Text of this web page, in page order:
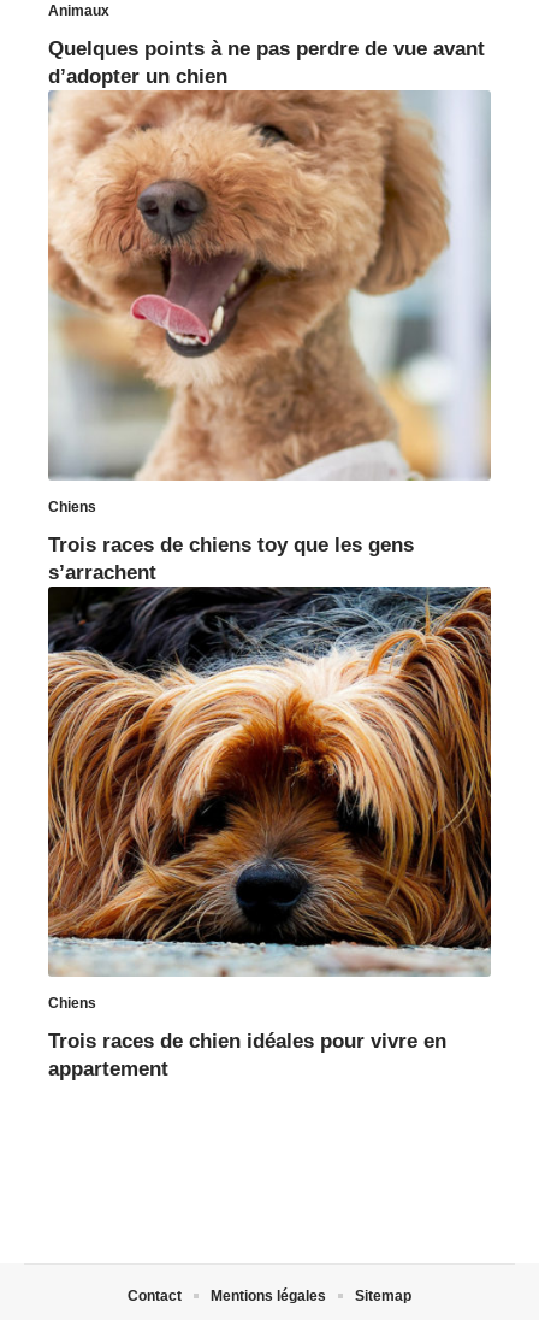
Animaux
Quelques points à ne pas perdre de vue avant
d’adopter un chien
Chiens
Trois races de chiens toy que les gens
s’arrachent
Chiens
Trois races de chien idéales pour vivre en
appartement
Contact Mentions légales Sitemap